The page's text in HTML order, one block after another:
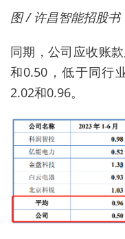
图 / 许昌智能招股书
同期，公司应收账
和0.50，低于同行
2.02和0.96。